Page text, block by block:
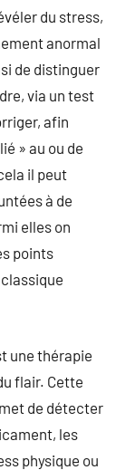
du stress,
anormal
de distinguer
via un test
afin
» au ou de
il peut
à de
elles on
points
une thérapie
flair. Cette
de détecter
les
physique ou